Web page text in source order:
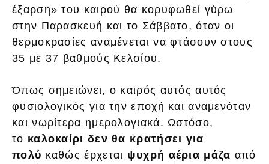
έξαρση» του καιρού θα κορυφωθεί γύρω
στην Παρασκευή και το Σάββατο, όταν οι
θερμοκρασίες αναμένεται να φτάσουν στους
35 με 37 βαθμούς Κελσίου.
Όπως σημειώνει, ο καιρός αυτός αυτός
φυσιολογικός για την εποχή και αναμενόταν
και νωρίτερα ημερολογιακά. Ωστόσο,
το καλοκαίρι δεν θα κρατήσει για
πολύ καθώς έρχεται ψυχρή αέρια μάζα από